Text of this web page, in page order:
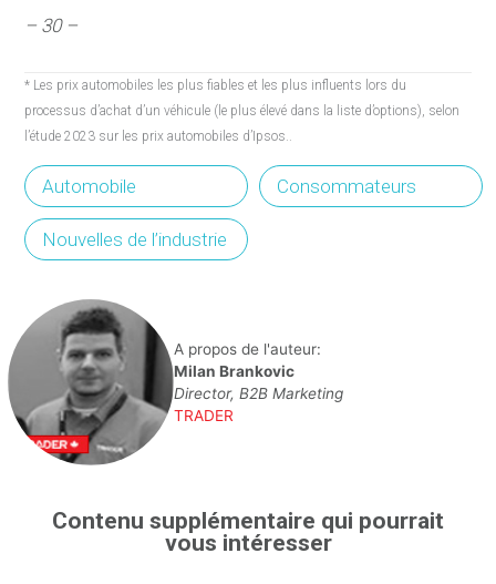
– 30 –
* Les prix automobiles les plus fiables et les plus influents lors du
processus d’achat d’un véhicule (le plus élevé dans la liste d’options), selon
l’étude 2023 sur les prix automobiles d’Ipsos..
Automobile Consommateurs
Nouvelles de l’industrie
A propos de l'auteur:
Milan Brankovic
Director, B2B Marketing
TRADER
Contenu supplémentaire qui pourrait
vous intéresser